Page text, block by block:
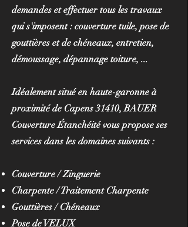
demandes et effectuer tous les travaux
qui s'imposent : couverture tuile, pose de
gouttières et de chéneaux, entretien,
démoussage, dépannage toiture, ...
Idéalement situé en haute-garonne à
proximité de Capens 31410, BAUER
Couverture Étanchéité vous propose ses
services dans les domaines suivants :
Couverture / Zinguerie
Charpente / Traitement Charpente
Gouttières / Chéneaux
Pose de VELUX